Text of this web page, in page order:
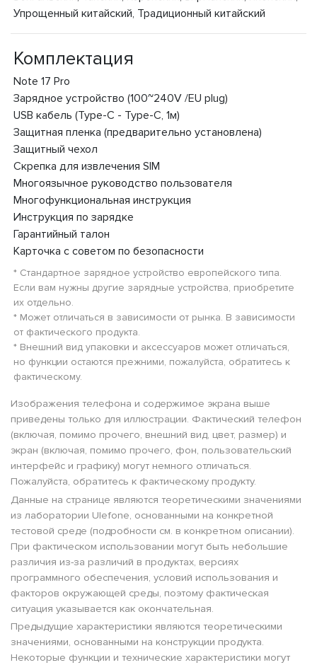
Упрощенный китайский, Традиционный китайский
Комплектация
Note 17 Pro
Зарядное устройство (100~240V /EU plug)
USB кабель (Type-C - Type-C, 1м)
Защитная пленка (предварительно установлена)
Защитный чехол
Скрепка для извлечения SIM
Многоязычное руководство пользователя
Многофункциональная инструкция
Инструкция по зарядке
Гарантийный талон
Карточка с советом по безопасности
* Стандартное зарядное устройство европейского типа.
Если вам нужны другие зарядные устройства, приобретите
их отдельно.
* Может отличаться в зависимости от рынка. В зависимости
от фактического продукта.
* Внешний вид упаковки и аксессуаров может отличаться,
но функции остаются прежними, пожалуйста, обратитесь к
фактическому.
Изображения телефона и содержимое экрана выше
приведены только для иллюстрации. Фактический телефон
(включая, помимо прочего, внешний вид, цвет, размер) и
экран (включая, помимо прочего, фон, пользовательский
интерфейс и графику) могут немного отличаться.
Пожалуйста, обратитесь к фактическому продукту.
Данные на странице являются теоретическими значениями
из лаборатории Ulefone, основанными на конкретной
тестовой среде (подробности см. в конкретном описании).
При фактическом использовании могут быть небольшие
различия из-за различий в продуктах, версиях
программного обеспечения, условий использования и
факторов окружающей среды, поэтому фактическая
ситуация указывается как окончательная.
Предыдущие характеристики являются теоретическими
значениями, основанными на конструкции продукта.
Некоторые функции и технические характеристики могут